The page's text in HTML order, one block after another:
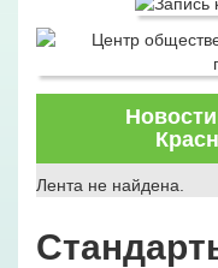
Лента не найдена.